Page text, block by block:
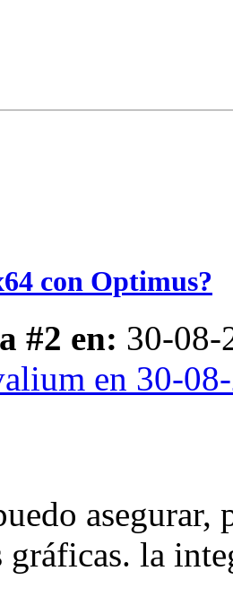
con Optimus?
#2 en: 30-08-
en 30-
asegurar,
gráficas. la